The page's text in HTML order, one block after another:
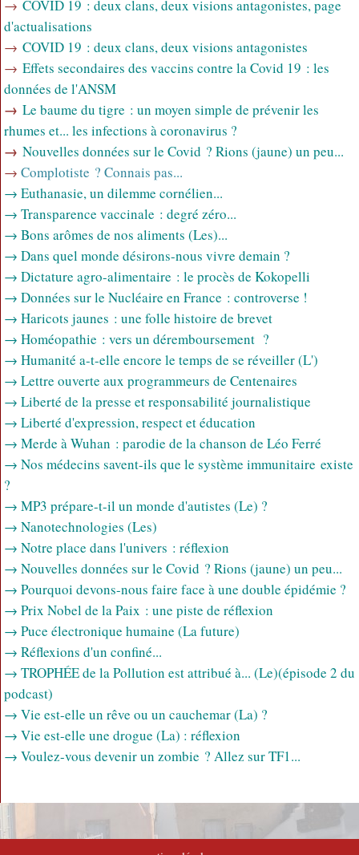
→ COVID 19 : deux clans, deux visions antagonistes, page
d'actualisations
→ COVID 19 : deux clans, deux visions antagonistes
→ Effets secondaires des vaccins contre la Covid 19 : les
données de l'ANSM
→Le baume du tigre : un moyen simple de prévenir les
rhumes et... les infections à coronavirus ?
→Nouvelles données sur le Covid ? Rions (jaune) un peu...
→Complotiste ? Connais pas...
→ Euthanasie, un dilemme cornélien...
→ Transparence vaccinale : degré zéro...
→ Bons arômes de nos aliments (Les)...
→ Dans quel monde désirons-nous vivre demain ?
→ Dictature agro-alimentaire : le procès de Kokopelli
→ Données sur le Nucléaire en France : controverse !
→ Haricots jaunes : une folle histoire de brevet
→ Homéopathie : vers un déremboursement ?
→ Humanité a-t-elle encore le temps de se réveiller (L')
→ Lettre ouverte aux programmeurs de Centenaires
→ Liberté de la presse et responsabilité journalistique
→ Liberté d'expression, respect et éducation
→ Merde à Wuhan : parodie de la chanson de Léo Ferré
→ Nos médecins savent-ils que le système immunitaire existe
?
→ MP3 prépare-t-il un monde d'autistes (Le) ?
→ Nanotechnologies (Les)
→ Notre place dans l'univers : réflexion
→ Nouvelles données sur le Covid ? Rions (jaune) un peu...
→ Pourquoi devons-nous faire face à une double épidémie ?
→ Prix Nobel de la Paix : une piste de réflexion
→ Puce électronique humaine (La future)
→ Réflexions d'un confiné...
→ TROPHÉE de la Pollution est attribué à... (Le)(épisode 2 du
podcast)
→ Vie est-elle un rêve ou un cauchemar (La) ?
→ Vie est-elle une drogue (La) : réflexion
→ Voulez-vous devenir un zombie ? Allez sur TF1...